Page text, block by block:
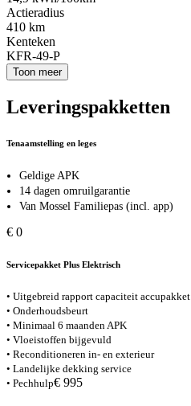
Actieradius
410 km
Kenteken
KFR-49-P
Toon meer
Leveringspakketten
Tenaamstelling en leges
Geldige APK
14 dagen omruilgarantie
Van Mossel Familiepas (incl. app)
€ 0
Servicepakket Plus Elektrisch
• Uitgebreid rapport capaciteit accupakket
• Onderhoudsbeurt
• Minimaal 6 maanden APK
• Vloeistoffen bijgevuld
• Reconditioneren in- en exterieur
• Landelijke dekking service
• Pechhulp€ 995